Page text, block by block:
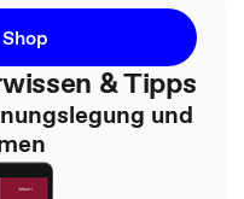
& Tipps
und